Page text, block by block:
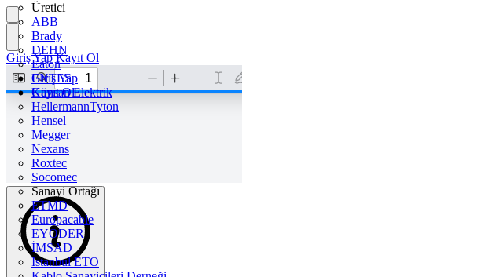
Üretici
ABB
Brady
DEHN
Eaton
ENTES
Günsan Elektrik
HellermannTyton
Hensel
Megger
Nexans
Roxtec
Socomec
Sanayi Ortağı
ETMD
Europacable
EYODER
İMSAD
Istanbul ETO
Giriş Yap
Kayıt Ol
Giriş Yap Kayıt Ol